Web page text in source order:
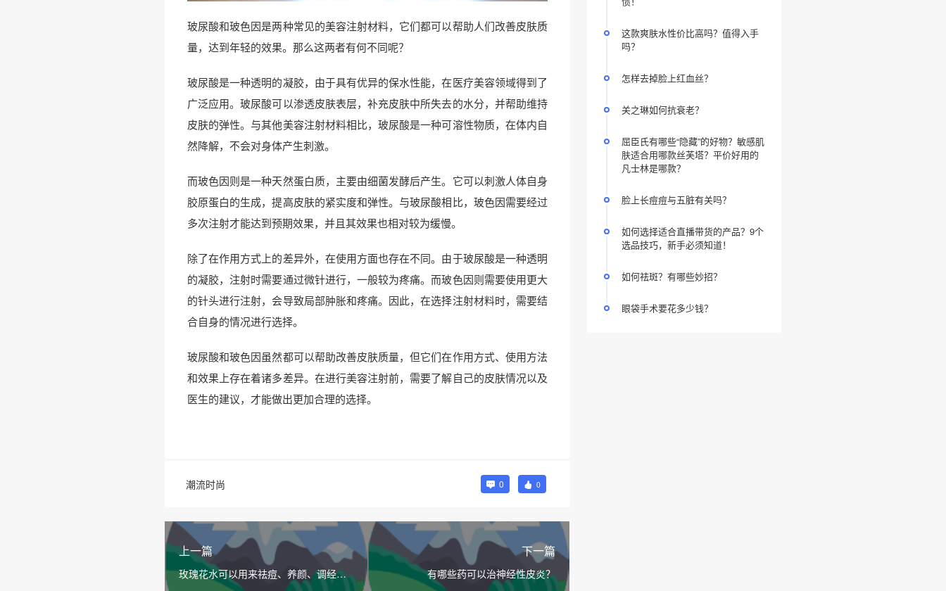
玻尿酸和玻色因是两种常见的美容注射材料，它们都可以帮助人们改善皮肤质
量，达到年轻的效果。那么这两者有何不同呢？
玻尿酸是一种透明的凝胶，由于具有优异的保水性能，在医疗美容领域得到了
广泛应用。玻尿酸可以渗透皮肤表层，补充皮肤中所失去的水分，并帮助维持
皮肤的弹性。与其他美容注射材料相比，玻尿酸是一种可溶性物质，在体内自
然降解，不会对身体产生刺激。
而玻色因则是一种天然蛋白质，主要由细菌发酵后产生。它可以刺激人体自身
胶原蛋白的生成，提高皮肤的紧实度和弹性。与玻尿酸相比，玻色因需要经过
多次注射才能达到预期效果，并且其效果也相对较为缓慢。
除了在作用方式上的差异外，在使用方面也存在不同。由于玻尿酸是一种透明
的凝胶，注射时需要通过微针进行，一般较为疼痛。而玻色因则需要使用更大
的针头进行注射，会导致局部肿胀和疼痛。因此，在选择注射材料时，需要结
合自身的情况进行选择。
玻尿酸和玻色因虽然都可以帮助改善皮肤质量，但它们在作用方式、使用方法
和效果上存在着诸多差异。在进行美容注射前，需要了解自己的皮肤情况以及
医生的建议，才能做出更加合理的选择。
潮流时尚 0 0
上一篇
玫瑰花水可以用来祛痘、养颜、调经和
下一篇
有哪些药可以治神经性皮炎？
这款爽肤水性价比高吗？值得入手
吗？
怎样去掉脸上红血丝？
关之琳如何抗衰老？
屈臣氏有哪些“隐藏”的好物？敏感肌
肤适合用哪款丝芙塔？平价好用的
凡士林是哪款？
脸上长痘痘与五脏有关吗？
如何选择适合直播带货的产品？9个
选品技巧，新手必须知道！
如何祛斑？有哪些妙招？
眼袋手术要花多少钱？